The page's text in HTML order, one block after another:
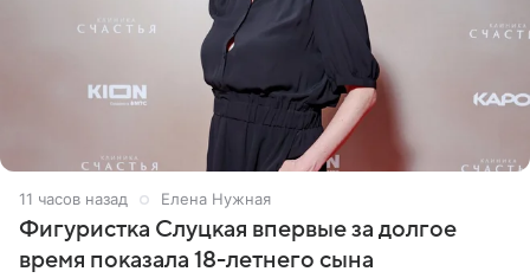
11 часов назад Елена Нужная
Фигуристка Слуцкая впервые за долгое
время показала 18-летнего сына